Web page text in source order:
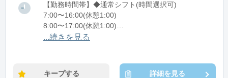
【勤務時間帯】◆通常シフト(時間選択可)
7:00〜16:00(休憩1:00)
8:00〜17:00(休憩1:00)
12:00〜21:00(休憩1:00)
...続きを見る
キープする 詳細を見る